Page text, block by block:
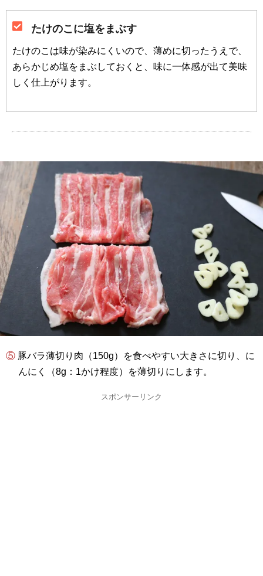
たけのこに塩をまぶす
たけのこは味が染みにくいので、薄めに切ったうえで、
あらかじめ塩をまぶしておくと、味に一体感が出て美味
しく仕上がります。
⑤ 豚バラ薄切り肉（150g）を食べやすい大きさに切り、に
んにく（8g：1かけ程度）を薄切りにします。
スポンサーリンク